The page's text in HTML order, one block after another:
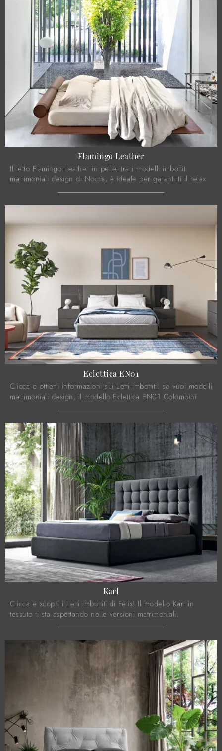
Flamingo Leather
Il letto Flamingo Leather in pelle, tra i modelli imbottiti
matrimoniali design di Noctis, è ideale per garantirti il relax
Eclettica EN01
Clicca e ottieni informazioni sui Letti imbottiti: se vuoi modelli
matrimoniali design, il modello Eclettica EN01 Colombini
Karl
Clicca e scopri i Letti imbottiti di Felis! Il modello Karl in
tessuto ti sta aspettando nelle versioni matrimoniali.